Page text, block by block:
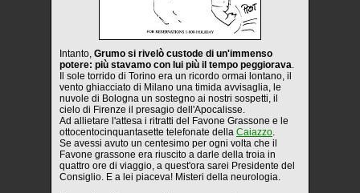
Intanto, Grumo si rivelò custode di un'immenso
potere: più stavamo con lui più il tempo peggiorava.
Il sole torrido di Torino era un ricordo ormai lontano, il
vento ghiacciato di Milano una timida avvisaglia, le
nuvole di Bologna un sostegno ai nostri sospetti, il
cielo di Firenze il presagio dell'Apocalisse.
Ad allietare l'attesa i ritratti del Favone Grassone e le
ottocentocinquantasette telefonate della Caiazzo.
Se avessi avuto un centesimo per ogni volta che il
Favone grassone era riuscito a darle della troia in
quattro ore di viaggio, a quest'ora sarei Presidente del
Consiglio. E a lei piaceva! Misteri della neurologia.